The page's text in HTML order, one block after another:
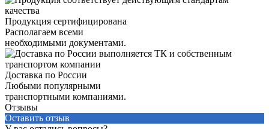
Продукция сертифицирована
Располагаем всеми
необходимыми документами.
Доставка по России
Любыми популярными
транспортными компаниями.
Отзывы
Оставить отзыв